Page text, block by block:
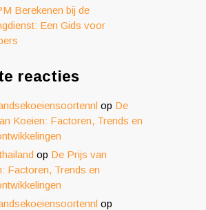
Berekenen bij de
Een Gids voor
reacties
op De
Koeien: Factoren, Trends en
op De Prijs van
Factoren, Trends en
op